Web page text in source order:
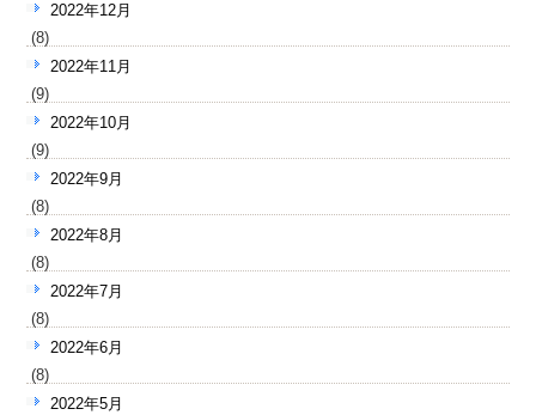
2022年12月
(8)
2022年11月
(9)
2022年10月
(9)
2022年9月
(8)
2022年8月
(8)
2022年7月
(8)
2022年6月
(8)
2022年5月